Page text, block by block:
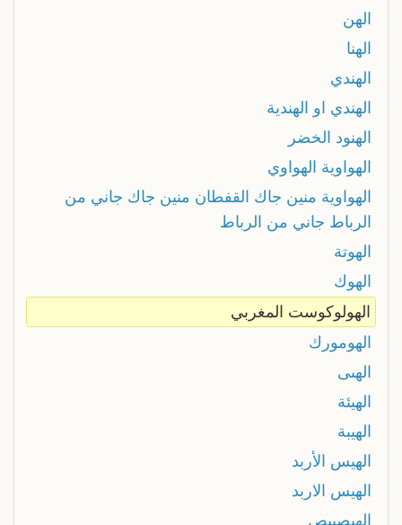
الهن
الهنا
الهندي
الهندي او الهندية
الهنود الخضر
الهواوية الهواوي
الهواوية منين جاك القفطان منين جاك جاني من
الرباط جاني من الرباط
الهوتة
الهوك
الهولوكوست المغربي
الهومورك
الهىى
الهيئة
الهيبة
الهيس الأربد
الهيس الاربد
الهيصبيص